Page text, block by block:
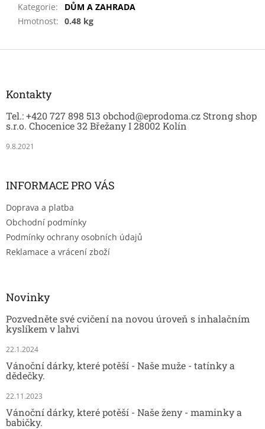
Kategorie:
DŮM A ZAHRADA
Hmotnost: 0.48 kg
Z
Kontakty
Tel.: +420 727 898 513 obchod@eprodoma.cz Strong shop
s.r.o. Chocenice 32 Břežany I 28002 Kolín
9.8.2021
INFORMACE PRO VÁS
Doprava a platba
Obchodní podmínky
Podmínky ochrany osobních údajů
Reklamace a vrácení zboží
Novinky
Pozvedněte své cvičení na novou úroveň s inhalačním
kyslíkem v lahvi
22.1.2024
Vánoční dárky, které potěší - Naše muže - tatínky a
dědečky.
22.11.2023
Vánoční dárky, které potěší - Naše ženy - maminky a
babičky.